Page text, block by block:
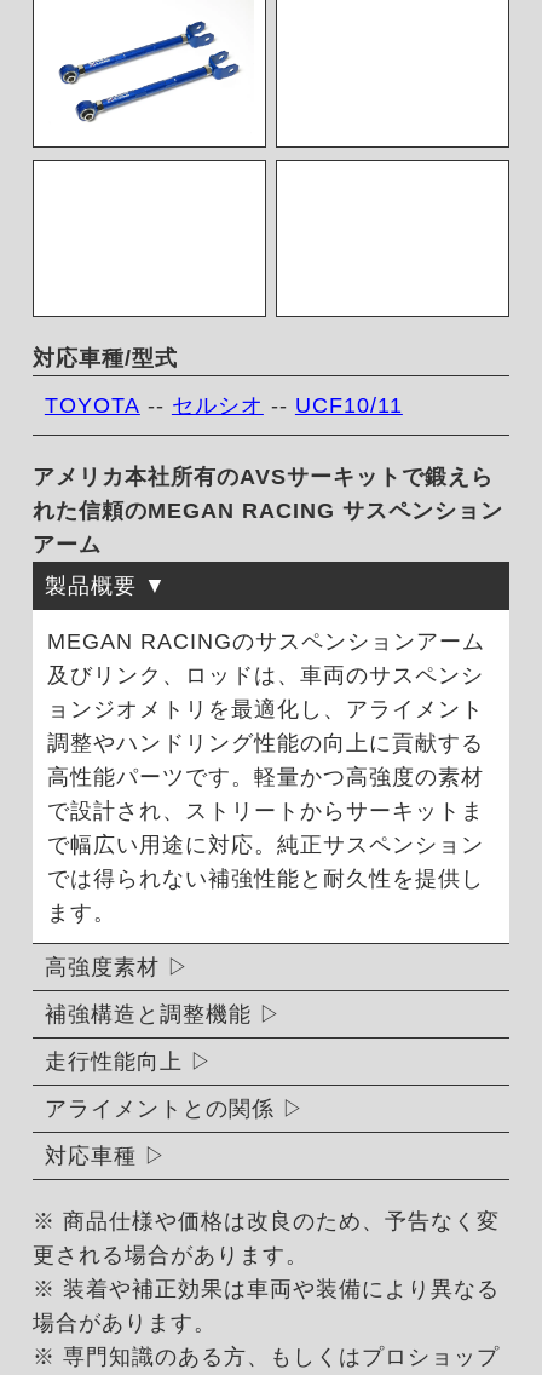
対応車種/型式
TOYOTA -- セルシオ -- UCF10/11
アメリカ本社所有のAVSサーキットで鍛えら
れた信頼のMEGAN RACING サスペンション
アーム
製品概要
MEGAN RACINGのサスペンションアーム
及びリンク、ロッドは、車両のサスペンシ
ョンジオメトリを最適化し、アライメント
調整やハンドリング性能の向上に貢献する
高性能パーツです。軽量かつ高強度の素材
で設計され、ストリートからサーキットま
で幅広い用途に対応。純正サスペンション
では得られない補強性能と耐久性を提供し
ます。
高強度素材
補強構造と調整機能
走行性能向上
アライメントとの関係
対応車種
※ 商品仕様や価格は改良のため、予告なく変
更される場合があります。
※ 装着や補正効果は車両や装備により異なる
場合があります。
※ 専門知識のある方、もしくはプロショップ